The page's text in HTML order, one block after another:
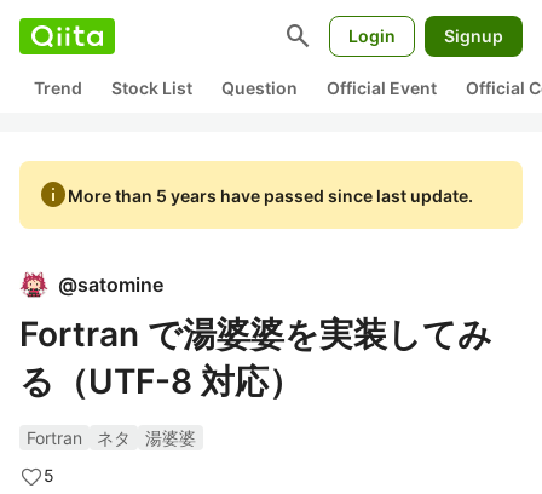
search Login Signup
Trend Stock List Question Official Event Official
infoMore than 5 years have passed since last update.
@satomine
Fortran で湯婆婆を実装してみ
る（UTF-8 対応）
Fortran ネタ
湯婆婆
5